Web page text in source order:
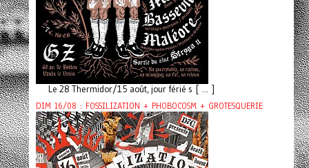
Le 28 Thermidor/15 août, jour férié s [ ... ]
DIM 16/08 : FOSSILIZATION + PHOBOCOSM + GROTESQUERIE